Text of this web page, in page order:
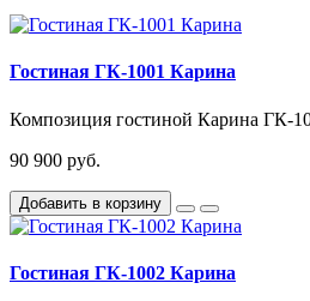
Гостиная ГК-1001 Карина
Композиция гостиной Карина ГК-
90 900 руб.
Добавить в корзину
Гостиная ГК-1002 Карина